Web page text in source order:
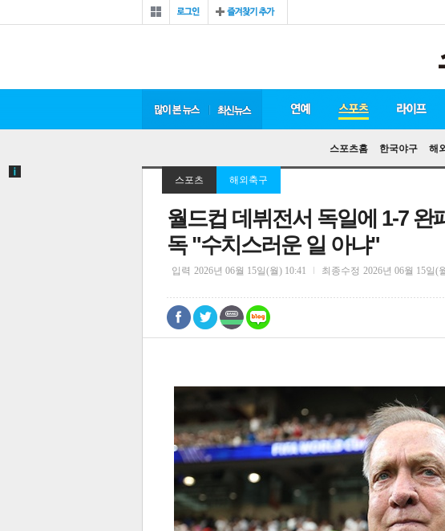
즐겨찾기
많이 본 뉴스 최신 뉴스 연예 스포츠
스포츠홈 한국야구 해
라이프
스포츠 해외축구
월드컵 데뷔전서 독일에 1-7
독 "수치스러운 일 아냐"
입력 2026년 06월 15일(월) 10:41 최종수정 2026년 06월 15일(
0